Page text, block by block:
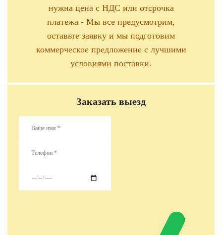
нужна цена с НДС или отсрочка
платежа - Мы все предусмотрим,
оставьте заявку и мы подготовим
коммерческое предложение с лучшими
условиями поставки.
Заказать выезд